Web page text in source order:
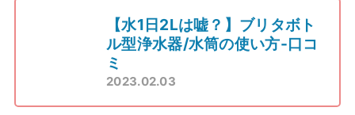
【水1日2Lは嘘？】ブリタボト
ル型浄水器/水筒の使い方-口コ
ミ
2023.02.03